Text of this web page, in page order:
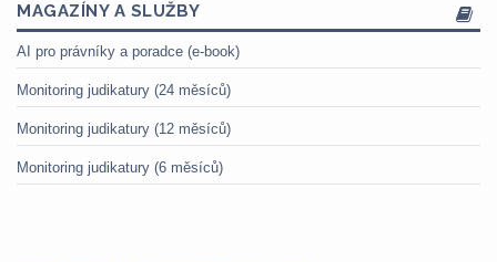
MAGAZÍNY A SLUŽBY
AI pro právníky a poradce (e-book)
Monitoring judikatury (24 měsíců)
Monitoring judikatury (12 měsíců)
Monitoring judikatury (6 měsíců)